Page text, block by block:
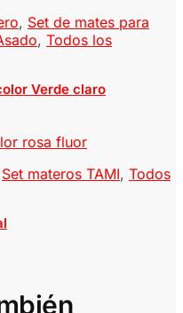
, Set de mates para
, Todos los
Verde claro
Set materos TAMI, Todos